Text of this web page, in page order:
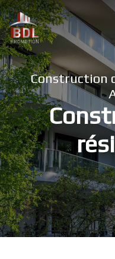
Construction
Panneau de gestion des